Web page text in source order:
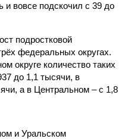
и вовсе подскочил с 39 до
подростковой
федеральных округах.
округе количество таких
до 1,1 тысячи, в
а в Центральном – с 1,8
и Уральском